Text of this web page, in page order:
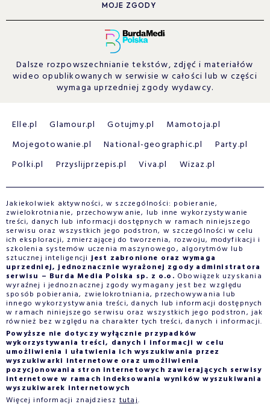
MOJE ZGODY
Dalsze rozpowszechnianie tekstów, zdjęć i materiałów
wideo opublikowanych w serwisie w całości lub w części
wymaga uprzedniej zgody wydawcy.
Elle.pl Glamour.pl Gotujmy.pl
Mamotoja.pl
Mojegotowanie.pl
National-geographic.pl
Party.pl
Polki.pl
Przyslijprzepis.pl Viva.pl Wizaz.pl
Jakiekolwiek aktywności, w szczególności: pobieranie,
zwielokrotnianie, przechowywanie, lub inne wykorzystywanie
treści, danych lub informacji dostępnych w ramach niniejszego
serwisu oraz wszystkich jego podstron, w szczególności w celu
ich eksploracji, zmierzającej do tworzenia, rozwoju, modyfikacji i
szkolenia systemów uczenia maszynowego, algorytmów lub
sztucznej inteligencjijest zabronione oraz wymaga
uprzedniej, jednoznacznie wyrażonej zgody administratora
serwisu – Burda Media Polska sp. z o.o. Obowiązek uzyskania
wyraźnej i jednoznacznej zgody wymagany jest bez względu
sposób pobierania, zwielokrotniania, przechowywania lub
innego wykorzystywania treści, danych lub informacji dostępnych
w ramach niniejszego serwisu oraz wszystkich jego podstron, jak
również bez względu na charakter tych treści, danych i informacji.
Powyższe nie dotyczy wyłącznie przypadków
wykorzystywania treści, danych i informacji w celu
umożliwienia i ułatwienia ich wyszukiwania przez
wyszukiwarki internetowe oraz umożliwienia
pozycjonowania stron internetowych zawierających serwisy
internetowe w ramach indeksowania wyników wyszukiwania
wyszukiwarek internetowych
Więcej informacji znajdziesztutaj.